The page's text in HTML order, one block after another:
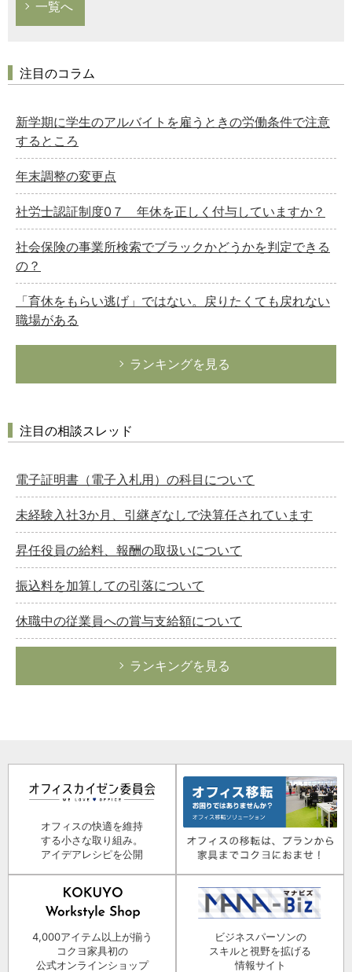
一覧へ
注目のコラム
新学期に学生のアルバイトを雇うときの労働条件で注意
するところ
年末調整の変更点
社労士認証制度0７ 年休を正しく付与していますか？
社会保険の事業所検索でブラックかどうかを判定できる
の？
「育休をもらい逃げ」ではない。戻りたくても戻れない
職場がある
ランキングを見る
注目の相談スレッド
電子証明書（電子入札用）の科目について
未経験入社3か月、引継ぎなしで決算任されています
昇任役員の給料、報酬の取扱いについて
振込料を加算しての引落について
休職中の従業員への賞与支給額について
ランキングを見る
オフィスの快適を維持
する小さな取り組み。
アイデアレシピを公開
4,000アイテム以上が揃う
コクヨ家具初の
公式オンラインショップ
ビジネスパーソンの
スキルと視野を拡げる
情報サイト